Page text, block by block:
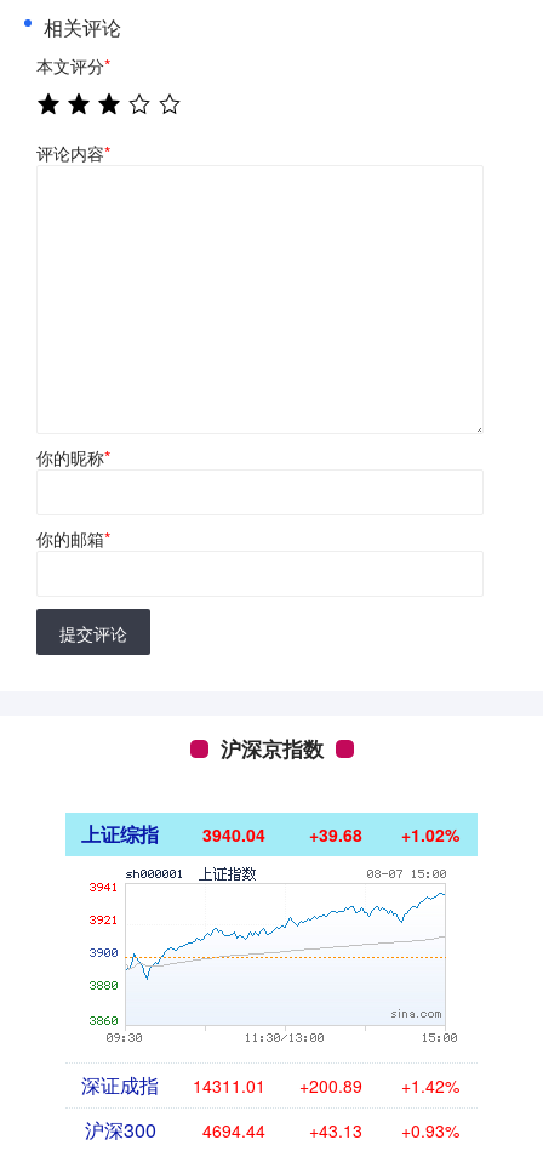
相关评论
本文评分*
评论内容*
你的昵称*
你的邮箱*
提交评论
沪深京指数
上证综指 3940.04 +39.68 +1.02%
深证成指 14311.01 +200.89 +1.42%
沪深300 4694.44 +43.13 +0.93%